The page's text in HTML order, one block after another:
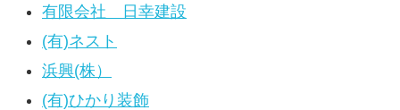
有限会社 日幸建設
(有)ネスト
浜興(株）
(有)ひかり装飾